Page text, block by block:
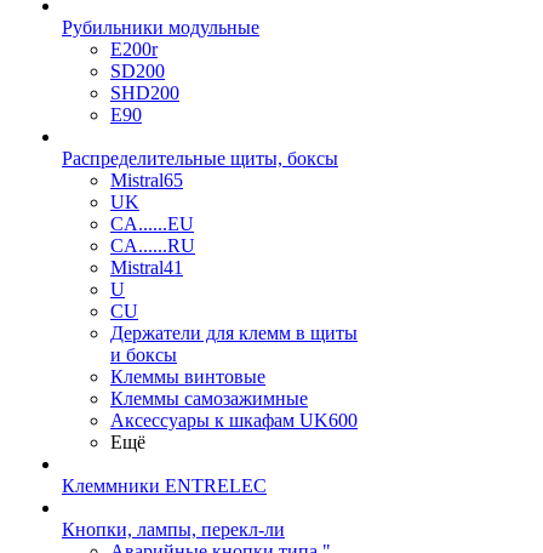
Рубильники модульные
E200r
SD200
SHD200
E90
Распределительные щиты, боксы
Mistral65
UK
CA......EU
CA......RU
Mistral41
U
CU
Держатели для клемм в щиты
и боксы
Клеммы винтовые
Клеммы самозажимные
Аксессуары к шкафам UK600
Ещё
Клеммники ENTRELEC
Кнопки, лампы, перекл-ли